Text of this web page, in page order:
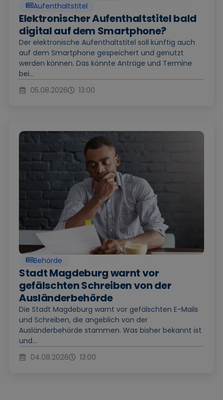
Aufenthaltstitel
Elektronischer Aufenthaltstitel bald
digital auf dem Smartphone?
Der elektronische Aufenthaltstitel soll künftig auch
auf dem Smartphone gespeichert und genutzt
werden können. Das könnte Anträge und Termine
bei...
05.08.2026
13:00
Behörde
Stadt Magdeburg warnt vor
gefälschten Schreiben von der
Ausländerbehörde
Die Stadt Magdeburg warnt vor gefälschten E-Mails
und Schreiben, die angeblich von der
Ausländerbehörde stammen. Was bisher bekannt ist
und...
04.08.2026
13:00